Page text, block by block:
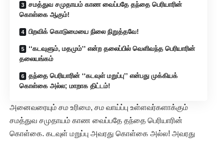
சமத்துவ சமுதாயம் காண வைப்பதே தந்தை பெரியாரின்
கொள்கை ஆகும்!
பிறவிக் கொடுமையை நிலை நிறுத்தவே!
‘‘கடவுளும், மதமும்’’ என்ற தலைப்பில் வெளிவந்த பெரியாரின்
தலையங்கம்
தந்தை பெரியாரின் ‘‘கடவுள் மறுப்பு’’ என்பது முக்கியக்
கொள்கை அல்ல; மாறாக திட்டம்!
அனைவரையும் சம உரிமை, சம வாய்ப்பு உள்ளவர்களாக்கும்
சமத்துவ சமுதாயம் காண வைப்பதே தந்தை பெரியாரின்
கொள்கை. கடவுள் மறுப்பு அவரது கொள்கை அல்ல! அவரது